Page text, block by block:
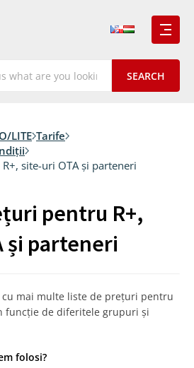
LITE Tarife
site-uri OTA și parteneri
pentru R+,
și parteneri
cu mai multe liste de prețuri pentru
funcție de diferitele grupuri și
folosi?